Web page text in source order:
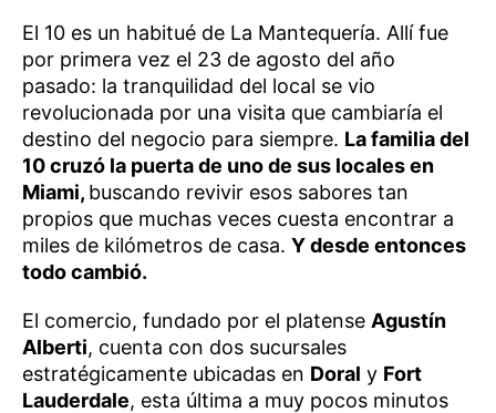
El 10 es un habitué de La Mantequería. Allí fue
por primera vez el 23 de agosto del año
pasado: la tranquilidad del local se vio
revolucionada por una visita que cambiaría el
destino del negocio para siempre. La familia del
10 cruzó la puerta de uno de sus locales en
Miami, buscando revivir esos sabores tan
propios que muchas veces cuesta encontrar a
miles de kilómetros de casa. Y desde entonces
todo cambió.
El comercio, fundado por el platense Agustín
Alberti, cuenta con dos sucursales
estratégicamente ubicadas en Doral y Fort
Lauderdale, esta última a muy pocos minutos